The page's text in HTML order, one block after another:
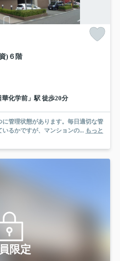
) ６階
化学前」駅 徒歩20分
管理状態があります。毎日適切な管
るかですが、マンションの... もっと
限定